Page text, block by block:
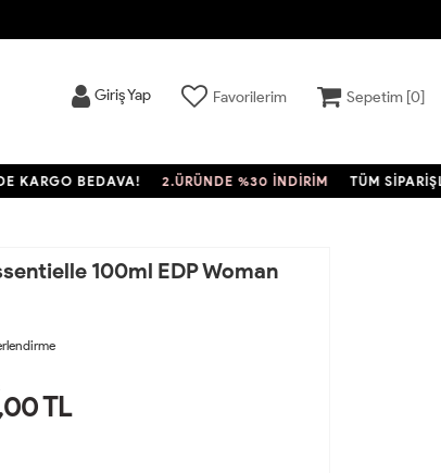
Giriş Yap Favorilerim Sepetim [0]
BEDAVA! 2.ÜRÜNDE %30 İNDİRİM TÜM
100ml EDP Woman
TL